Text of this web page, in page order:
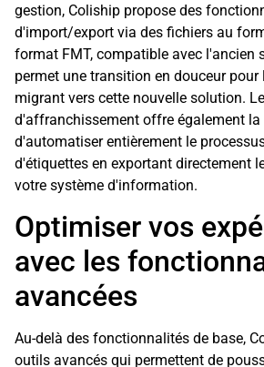
gestion, Coliship propose des
d'import/export via des fichiers au
format FMT, compatible avec l'ancien
permet une transition en douceur
migrant vers cette nouvelle solution.
d'affranchissement offre également
d'automatiser entièrement le
d'étiquettes en exportant directement
votre système d'information.
Optimiser vos
avec les
avancées
Au-delà des fonctionnalités de base,
outils avancés qui permettent de